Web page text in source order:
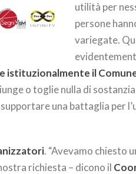
utilità per
persone
variegate.
istituzionalmente il
o toglie nulla di
una battaglia per
. “Avevamo chiesto
richiesta – dicono il